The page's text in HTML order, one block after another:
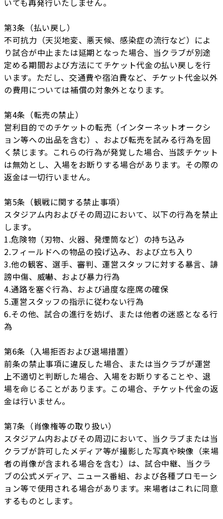
いても再発行いたしません。
第3条（払い戻し）
不可抗力（天災地変、悪天候、感染症の流行など）によ
り試合が中止または延期となった場合、当クラブが別途
定める期間および方法にてチケット代金の払い戻しを行
います。ただし、交通費や宿泊費など、チケット代金以外
の費用については補償の対象外となります。
第4条（転売の禁止）
営利目的でのチケットの転売（インターネットオークシ
ョン等への出品を含む）、および転売を試みる行為を固
く禁じます。これらの行為が発覚した場合、当該チケット
は無効とし、入場をお断りする場合があります。その際の
返金は一切行いません。
第5条（観戦に関する禁止事項）
スタジアム内およびその周辺において、以下の行為を禁止
します。
1.危険物（刃物、火器、発煙筒など）の持ち込み
2.フィールドへの物品の投げ込み、および立ち入り
3.他の観客、選手、審判、運営スタッフに対する暴言、誹
謗中傷、威嚇、および暴力行為
4.通路を塞ぐ行為、および過度な座席の確保
5.運営スタッフの指示に従わない行為
6.その他、試合の進行を妨げ、または他者の迷惑となる行
為
第6条（入場拒否および退場措置）
前条の禁止事項に違反した場合、または当クラブが運営
上不適切と判断した場合、入場をお断りすることや、退
場を命じることがあります。この場合、チケット代金の返
金は行いません。
第7条（肖像権等の取り扱い）
スタジアム内およびその周辺において、当クラブまたは当
クラブが許可したメディア等が撮影した写真や映像（来場
者の肖像が含まれる場合を含む）は、試合中継、当クラ
ブの公式メディア、ニュース番組、および各種プロモーシ
ョン等で使用される場合があります。来場者はこれに同意
するものとします。